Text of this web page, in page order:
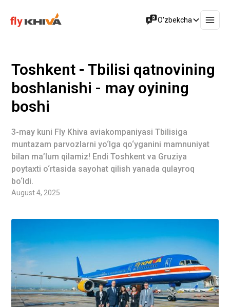
O'zbekcha
Toshkent - Tbilisi qatnovining
boshlanishi - may oyining
boshi
3-may kuni Fly Khiva aviakompaniyasi Tbilisiga
muntazam parvozlarni yo‘lga qo‘yganini mamnuniyat
bilan ma’lum qilamiz! Endi Toshkent va Gruziya
poytaxti o‘rtasida sayohat qilish yanada qulayroq
bo‘ldi.
August 4, 2025